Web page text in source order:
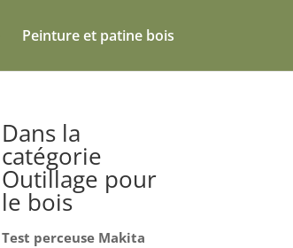
Peinture et patine bois
Dans la
catégorie
Outillage pour
le bois
Test perceuse Makita